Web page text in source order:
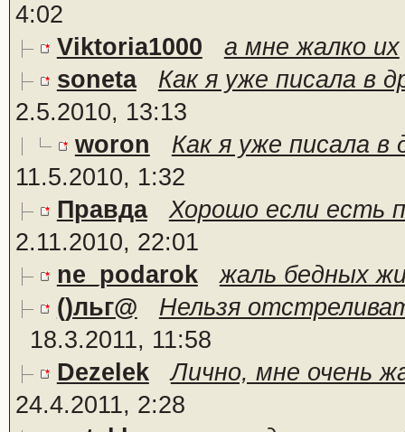
4:02
Viktoria1000
а мне жалко их
soneta
Как я уже писала в
2.5.2010, 13:13
woron
Как я уже писала в
11.5.2010, 1:32
Правда
Хорошо если есть
2.11.2010, 22:01
ne_podarok
жаль бедных
()льг@
Нельзя
18.3.2011, 11:58
Dezelek
Лично, мне очень
24.4.2011, 2:28